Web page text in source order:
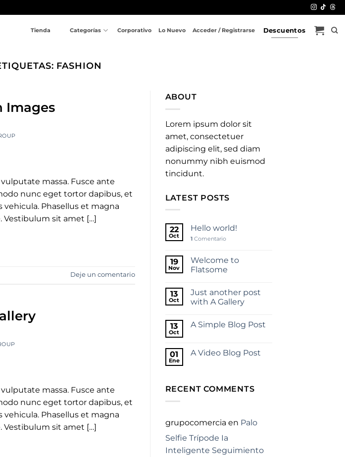
Tienda Categorías Corporativo Lo Nuevo Acceder / Registrarse Descuentos
FASHION
Images
massa. Fusce ante
nunc eget tortor dapibus, et
Phasellus et magna
Vestibulum sit amet […]
Deje un comentario
massa. Fusce ante
nunc eget tortor dapibus, et
Phasellus et magna
Vestibulum sit amet […]
ABOUT
Lorem ipsum dolor sit
amet, consectetuer
adipiscing elit, sed diam
nonummy nibh euismod
tincidunt.
LATEST POSTS
22
Oct
Hello world!
1Comentario
19
Nov
Welcome to
Flatsome
13
Oct
Just another post
with A Gallery
13
Oct
A Simple Blog Post
01
Ene
A Video Blog Post
RECENT COMMENTS
grupocomercia en Palo
Selfie Trípode Ia
Inteligente Seguimiento